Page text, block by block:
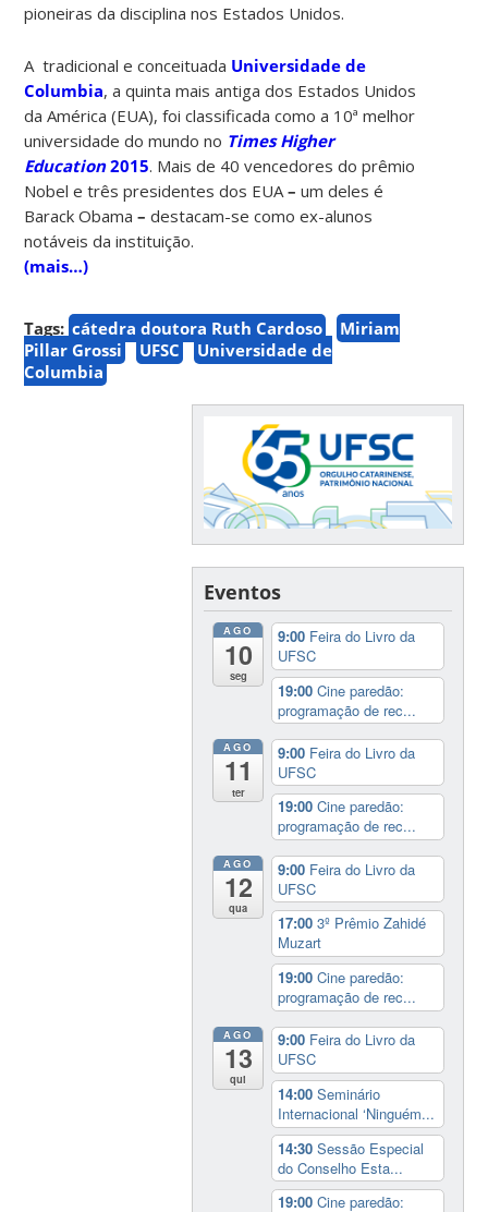
pioneiras da disciplina nos Estados Unidos.
A tradicional e conceituada Universidade de
Columbia, a quinta mais antiga dos Estados Unidos
da América (EUA), foi classificada como a 10ª melhor
universidade do mundo no Times Higher
Education2015. Mais de 40 vencedores do prêmio
Nobel e três presidentes dos EUA– um deles é
Barack Obama– destacam-se como ex-alunos
notáveis da instituição.
(mais…)
Tags: cátedra doutora Ruth Cardoso
Miriam
Pillar Grossi
UFSC
Universidade de
Columbia
Eventos
AGO
10
seg
9:00 Feira do Livro da
UFSC
19:00Cine paredão:
programação de rec...
AGO
11
ter
9:00 Feira do Livro da
UFSC
19:00Cine paredão:
programação de rec...
AGO
12
qua
9:00 Feira do Livro da
UFSC
17:003º Prêmio Zahidé
Muzart
19:00Cine paredão:
programação de rec...
AGO
13
qui
9:00 Feira do Livro da
UFSC
14:00Seminário
Internacional ‘Ninguém...
14:30Sessão Especial
do Conselho Esta...
19:00Cine paredão: